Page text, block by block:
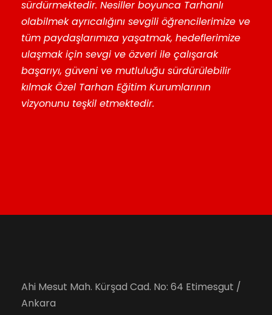
sürdürmektedir. Nesiller boyunca Tarhanlı
olabilmek ayrıcalığını sevgili öğrencilerimize ve
tüm paydaşlarımıza yaşatmak, hedeflerimize
ulaşmak için sevgi ve özveri ile çalışarak
başarıyı, güveni ve mutluluğu sürdürülebilir
kılmak Özel Tarhan Eğitim Kurumlarının
vizyonunu teşkil etmektedir.
Ahi Mesut Mah. Kürşad Cad. No: 64 Etimesgut /
Ankara